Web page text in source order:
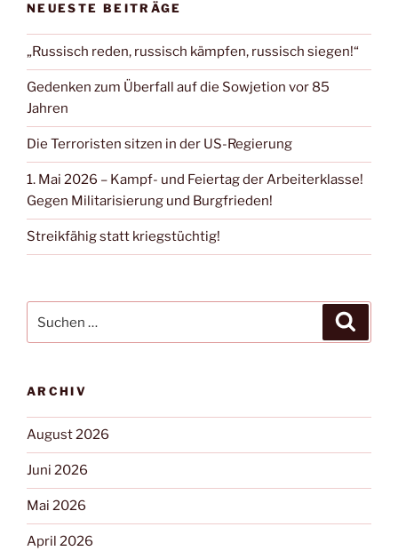
NEUESTE BEITRÄGE
„Russisch reden, russisch kämpfen, russisch siegen!“
Gedenken zum Überfall auf die Sowjetion vor 85
Jahren
Die Terroristen sitzen in der US-Regierung
1. Mai 2026 – Kampf- und Feiertag der Arbeiterklasse!
Gegen Militarisierung und Burgfrieden!
Streikfähig statt kriegstüchtig!
ARCHIV
August 2026
Juni 2026
Mai 2026
April 2026